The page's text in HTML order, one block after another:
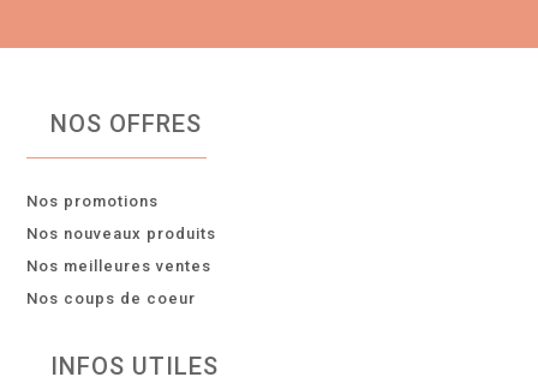
NOS OFFRES
Nos promotions
Nos nouveaux produits
Nos meilleures ventes
Nos coups de coeur
INFOS UTILES